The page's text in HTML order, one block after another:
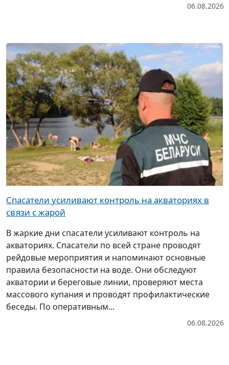
06.08.2026
Спасатели усиливают контроль на акваториях в
связи с жарой
В жаркие дни спасатели усиливают контроль на
акваториях. Спасатели по всей стране проводят
рейдовые мероприятия и напоминают основные
правила безопасности на воде. Они обследуют
акватории и береговые линии, проверяют места
массового купания и проводят профилактические
беседы. По оперативным...
06.08.2026